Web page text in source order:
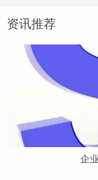
资讯推荐
企